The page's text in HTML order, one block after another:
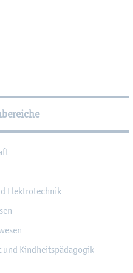
Elek­tro­tech­nik
und Kind­heits­päd­ago­gik